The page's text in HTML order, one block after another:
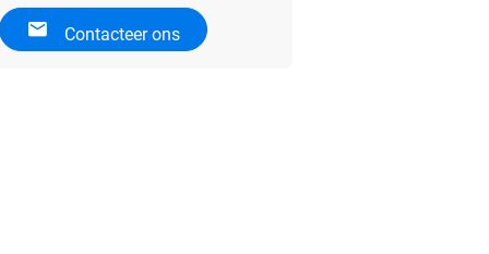
Contacteer ons